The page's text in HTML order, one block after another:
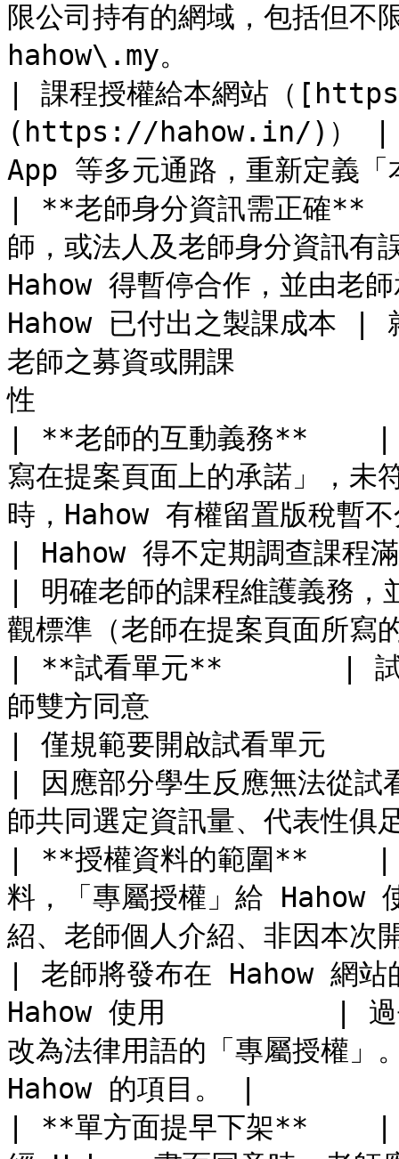
限公司持有的網域，包括但
hahow\.my。
| 課程授權給本網站（
(https://hahow.in/)） | 因
App 等多元通路，重新
| **老師身分資訊需正確**
師，或法人及老師身分資訊
Hahow 得暫停合作，並由老
Hahow 已付出之製課成本 |
老師之募資或開課
性
| **老師的互動義務**    |
寫在提案頁面上的承諾」，
時，Hahow 有權留置版稅暫
| Hahow 得不定期調查課程
| 明確老師的課程維護義務，
觀標準（老師在提案頁面
| **試看單元**       | 試看
師雙方同意
| 僅規範要開啟試看單元
| 因應部分學生反應無法從
師共同選定資訊量、代表性
| **授權資料的範圍**    |
料，「專屬授權」給 Hahow
紹、老師個人介紹、非因本次
| 老師將發布在 Hahow 網站
Hahow 使用          | 過去
改為法律用語的「專屬授權」
Hahow 的項目。 |
| **單方面提早下架**    |